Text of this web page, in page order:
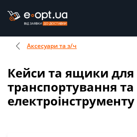
Аксесуари та з/ч
Кейси та ящики для
транспортування та
електроінструменту